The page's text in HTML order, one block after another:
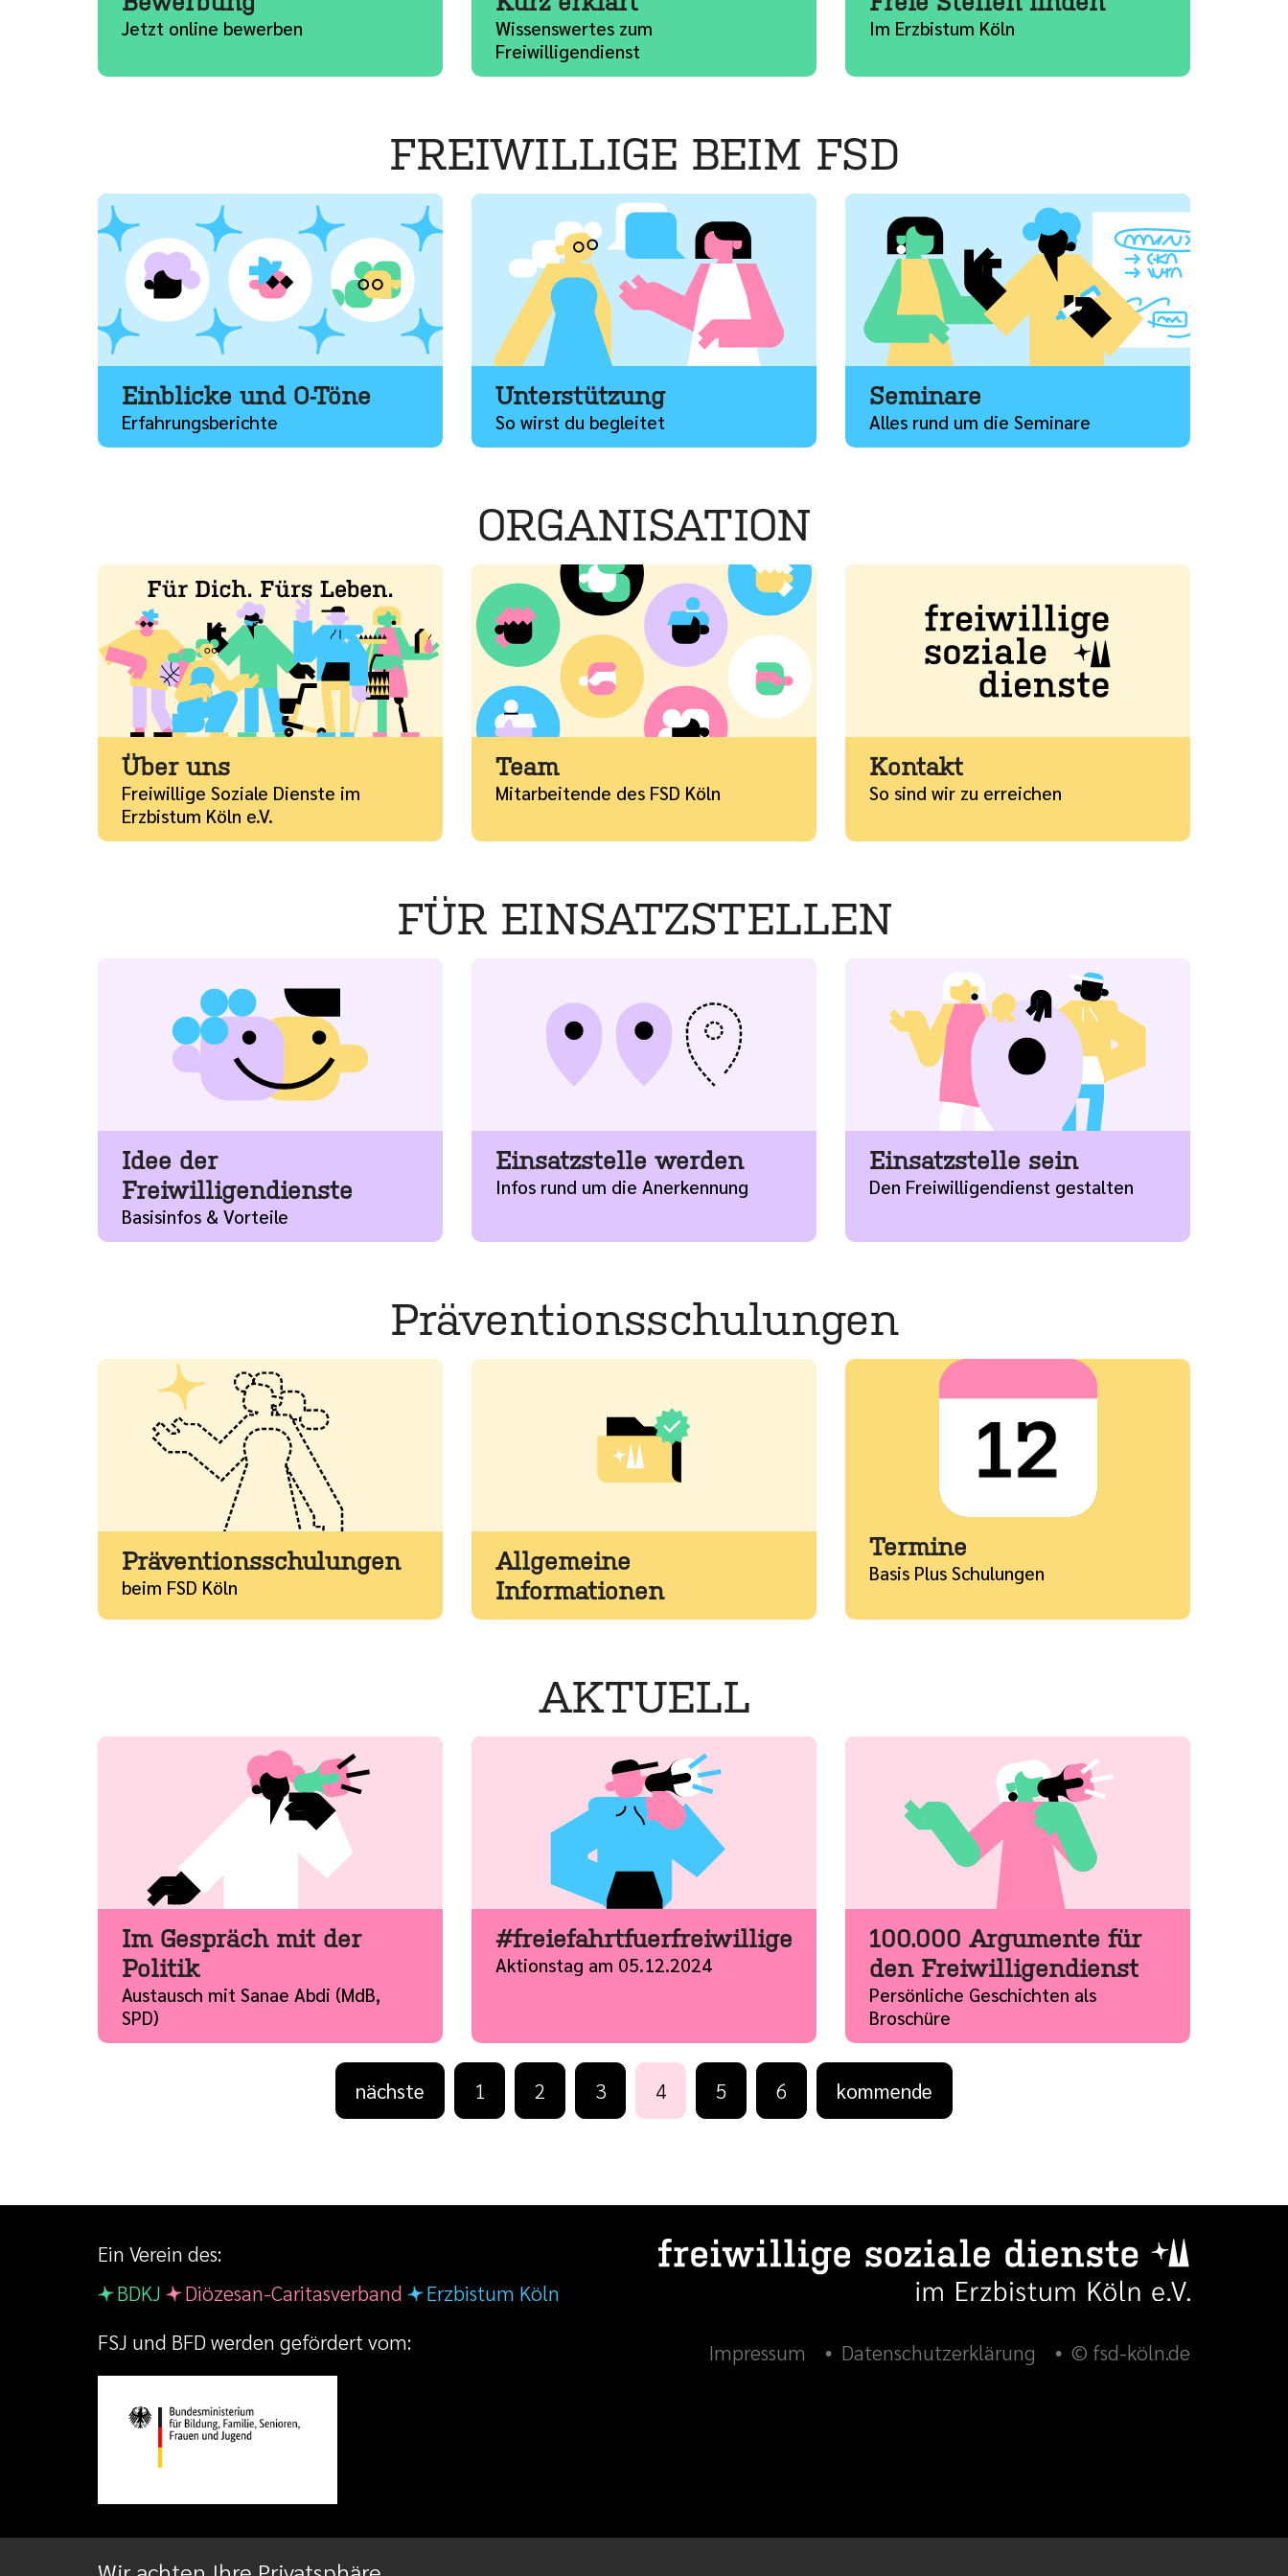
Jetzt online bewerben
Wissenswertes zum
Freiwilligendienst
Im Erzbistum Köln
FREIWILLIGE BEIM FSD
Einblicke und O-Töne
Erfahrungsberichte
Mehr
Unterstützung
So wirst du begleitet
Mehr
Seminare
Alles rund um die Seminare
Mehr
ORGANISATION
Über uns
Freiwillige Soziale Dienste im
Erzbistum Köln e.V.
Mehr
Team
Mitarbeitende des FSD Köln
Mehr
Kontakt
So sind wir zu erreichen
Mehr
FÜR EINSATZSTELLEN
Idee der
Freiwilligendienste
Basisinfos & Vorteile
Mehr
Einsatzstelle werden
Infos rund um die Anerkennung
Mehr
Einsatzstelle sein
Den Freiwilligendienst gestalten
Mehr
Präventionsschulungen
Präventionsschulungen
beim FSD Köln
Mehr
Allgemeine
Informationen
Mehr
Termine
Basis Plus Schulungen
Mehr
AKTUELL
Im Gespräch mit der
Politik
Austausch mit Sanae Abdi (MdB,
SPD)
#freiefahrtfuerfreiwillige
Aktionstag am 05.12.2024
100.000 Argumente für
den Freiwilligendienst
Persönliche Geschichten als
Broschüre
Vorherige SeiteErste Seite
1 2 3 4 5 6 Nächste Seite
Ein Verein des:
BDKJ
Diözesan-Caritasverband
Erzbistum Köln
FSJ und BFD werden gefördert vom:
Impressum Datenschutzerklärung © fsd-köln.de